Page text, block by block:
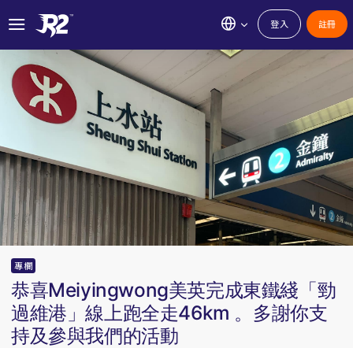
登入 註冊
專欄
恭喜Meiyingwong美英完成東鐵綫「勁
過維港」線上跑全走46km 。多謝你支
持及參與我們的活動